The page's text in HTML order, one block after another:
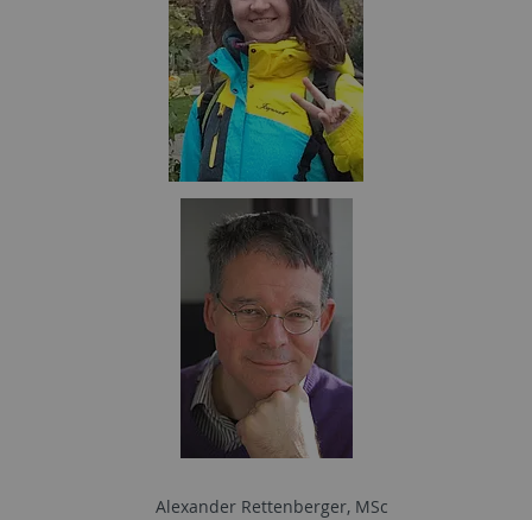
Alexander Rettenberger, MSc